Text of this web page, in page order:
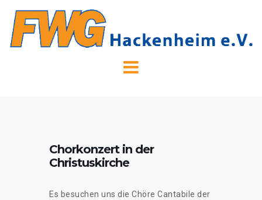
content
Chorkonzert in der
Christuskirche
Es besuchen uns die Chöre Cantabile der